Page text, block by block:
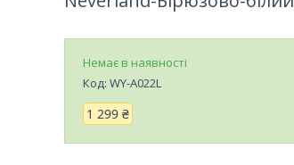
Немає в наявності
Код: WY-A022L
1 299 ₴